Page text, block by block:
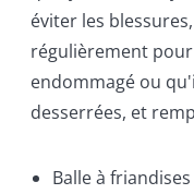
éviter les
régulièrement
endommagé ou
desserrées, et
Balle à